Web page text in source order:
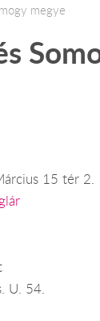
megye
15 tér 2.
U. 54.